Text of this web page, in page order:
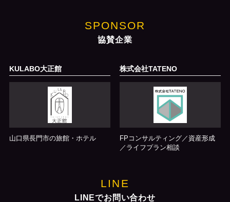
SPONSOR
協賛企業
KULABO大正館
山口県長門市の旅館・ホテル
株式会社TATENO
FPコンサルティング／資産形成
／ライフプラン相談
LINE
LINEでお問い合わせ